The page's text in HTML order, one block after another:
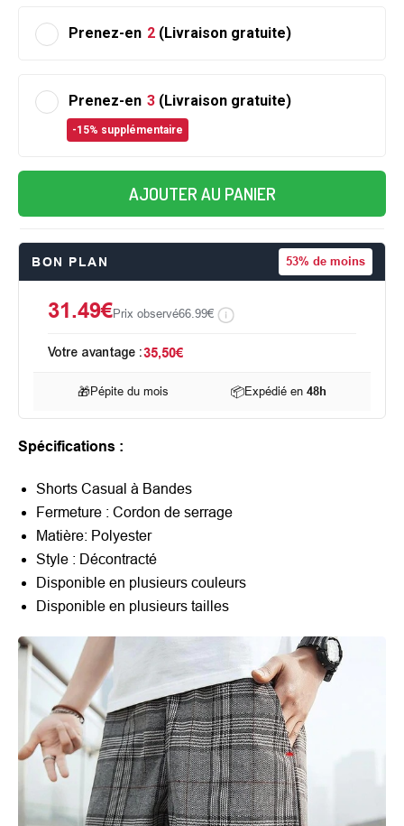
Prenez-en 2 (Livraison gratuite)
Prenez-en 3 (Livraison gratuite)
-15% supplémentaire
AJOUTER AU PANIER
BON PLAN 53% de moins
31.49€Prix observé66.99€
Votre avantage :35,50€
🎁Pépite du mois 📦Expédié en48h
Spécifications :
Shorts Casual à Bandes
Fermeture : Cordon de serrage
Matière: Polyester
Style : Décontracté
Disponible en plusieurs couleurs
Disponible en plusieurs tailles